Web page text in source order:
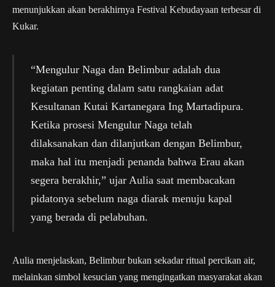
menunjukkan akan berakhirnya Festival Kebudayaan terbesar di
Kukar.
“Mengulur Naga dan Belimbur adalah dua
kegiatan penting dalam satu rangkaian adat
Kesultanan Kutai Kartanegara Ing Martadipura.
Ketika prosesi Mengulur Naga telah
dilaksanakan dan dilanjutkan dengan Belimbur,
maka hal itu menjadi penanda bahwa Erau akan
segera berakhir,” ujar Aulia saat membacakan
pidatonya sebelum naga diarak menuju kapal
yang berada di pelabuhan.
Aulia menjelaskan, Belimbur bukan sekadar ritual percikan air,
melainkan simbol kesucian yang mengingatkan masyarakat akan